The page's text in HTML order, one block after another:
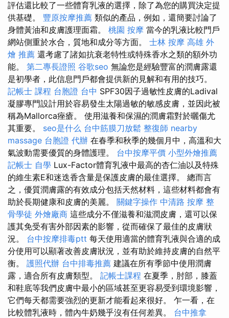
評估還比較了一些體育乳液的選擇，除了為您的購買決定提
供基礎。 豐原按摩推薦 類似的產品，例如，還簡要討論了
身體黃油和皮膚護理面霜。 桃園 按摩 當今的乳液比較門戶
網站側重於水合，質地和成分等方面。 士林 按摩 高雄 外
燴 推薦 還考慮了諸如抗衰老特性或特殊香水之類的額外功
能。 第二專長證照 谷歌seo 無論您是經驗豐富的潤膚露還
是初學者，此信息門戶都會提供新的見解和有用的技巧。
記帳士 課程 台胞證 台中 SPF30因子過敏性皮膚的Ladival
凝膠專門設計用於容易發生太陽過敏的敏感皮膚，並因此被
稱為Mallorca痤瘡。 使用滋養和保濕的潤膚霜對於曬傷尤
其重要。 seo是什么 台中筋膜刀放鬆 整復師 nearby
massage 台胞證 代辦 在春季和秋季的幾個月中，高溫和大
氣波動需要優質的身體護理。 台中按摩平價 小型外燴推薦
記帳士 自學 Lux-Factor體育乳液中最高的杏仁油以及特殊
的維生素E和迷迭香含量是保護皮膚的最佳選擇。 總而言
之，優質潤膚露的有效成分包括天然材料，這些材料都會有
助於長期健康和皮膚的美麗。 關鍵字操作 中清路 按摩 整
骨學徒 外燴廠商 這些成分不僅滋養和滋潤皮膚，還可以保
護其免受有害外部因素的影響，從而確保了最佳的皮膚狀
況。 台中按摩排毒ptt 每天使用適當的體育乳液與合適的成
分使用可以顯著改善皮膚狀況，並有助於維持皮膚的自然平
衡。 護照代辦 台中排毒推薦 建議在所有季節中使用潤膚
露，適合所有皮膚類型。 記帳士課程 在夏季，肘部，膝蓋
和鞋底等我們皮膚中最小的區域甚至更容易受到環境影響，
它們每天都需要強烈的更新才能看起來很好。 乍一看，在
比較體乳液時，體內牛奶幾乎沒有任何差異。 台中推拿